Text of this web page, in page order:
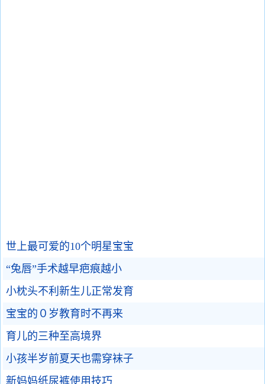
世上最可爱的10个明星宝宝
“兔唇”手术越早疤痕越小
小枕头不利新生儿正常发育
宝宝的０岁教育时不再来
育儿的三种至高境界
小孩半岁前夏天也需穿袜子
新妈妈纸尿裤使用技巧